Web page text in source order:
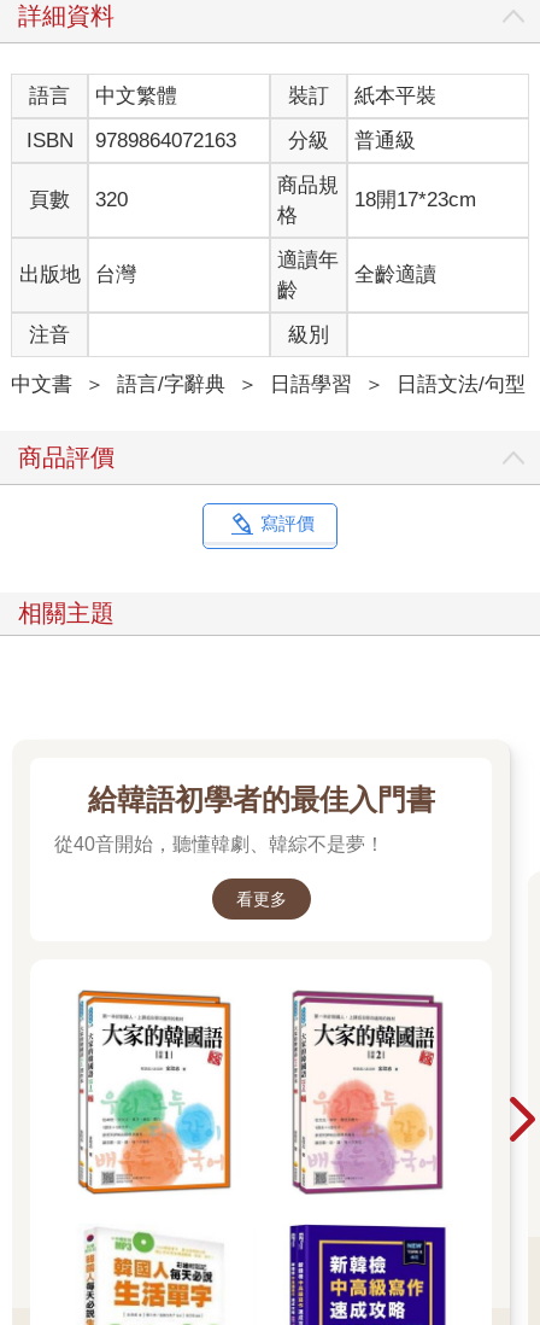
詳細資料
語言 中文繁體 裝訂
紙本平裝
ISBN
9789864072163 分級 普通級
頁數 320
商品規
格
18開17*23cm
出版地 台灣
適讀年
齡
全齡適讀
注音 級別
中文書 ＞ 語言/字辭典 ＞ 日語學習 ＞ 日語文法/句型
商品評價
寫評價
相關主題
給韓語初學者的最佳入門書
從40音開始，聽懂韓劇、韓綜不是夢！
看更多